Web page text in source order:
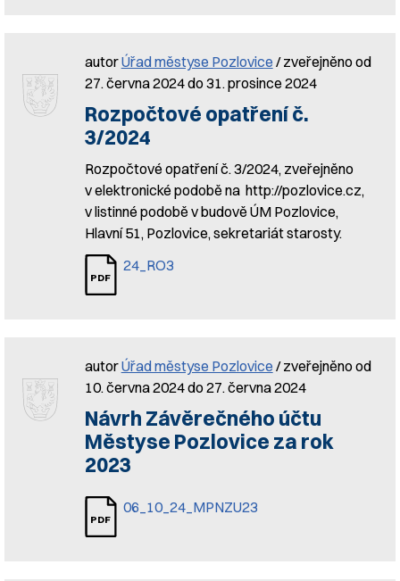
autorÚřad městyse Pozlovice / zveřejněno od
27. června 2024 do 31. prosince 2024
Rozpočtové opatření č.
3/2024
Rozpočtové opatření č. 3/2024, zveřejněno
v elektronické podobě na http://pozlovice.cz,
v listinné podobě v budově ÚM Pozlovice,
Hlavní 51, Pozlovice, sekretariát starosty.
24_RO3
autorÚřad městyse Pozlovice / zveřejněno od
10. června 2024 do 27. června 2024
Návrh Závěrečného účtu
Městyse Pozlovice za rok
2023
06_10_24_MPNZU23